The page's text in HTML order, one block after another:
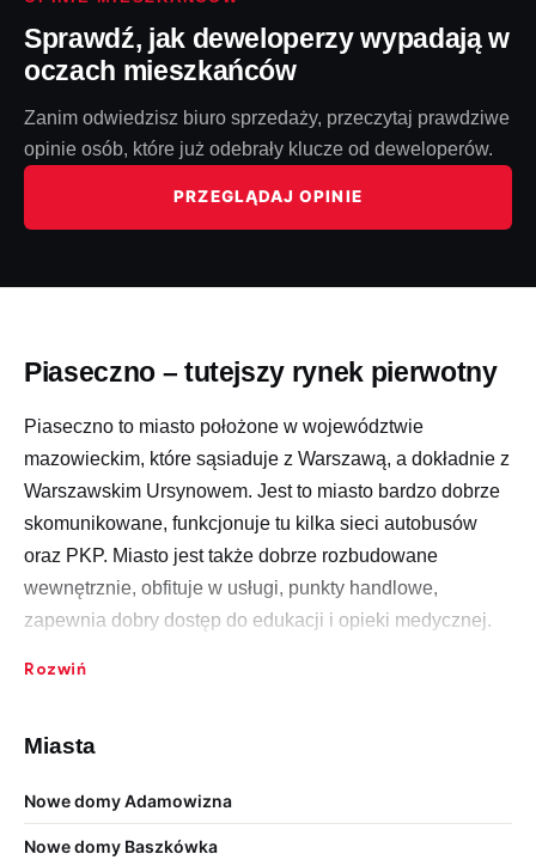
Sprawdź, jak deweloperzy wypadają w
oczach mieszkańców
Zanim odwiedzisz biuro sprzedaży, przeczytaj prawdziwe
opinie osób, które już odebrały klucze od deweloperów.
PRZEGLĄDAJ OPINIE
Piaseczno – tutejszy rynek pierwotny
Piaseczno to miasto położone w województwie
mazowieckim, które sąsiaduje z Warszawą, a dokładnie z
Warszawskim Ursynowem. Jest to miasto bardzo dobrze
skomunikowane, funkcjonuje tu kilka sieci autobusów
oraz PKP. Miasto jest także dobrze rozbudowane
wewnętrznie, obfituje w usługi, punkty handlowe,
zapewnia dobry dostęp do edukacji i opieki medycznej.
wpływa tu lokalizacja Piaseczna i bliskie położenie w
Rozwiń
Miasta
Nowe domy Adamowizna
Nowe domy Baszkówka